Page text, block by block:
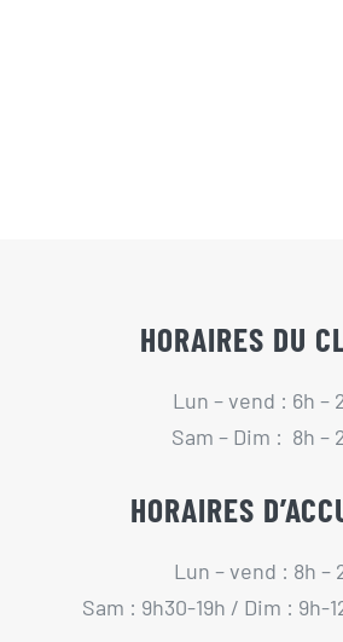
HORAIRES DU
Lun – vend : 6h –
Sam – Dim : 8h –
HORAIRES
Lun – vend : 8h –
Sam : 9h30-19h / Dim : 9h-